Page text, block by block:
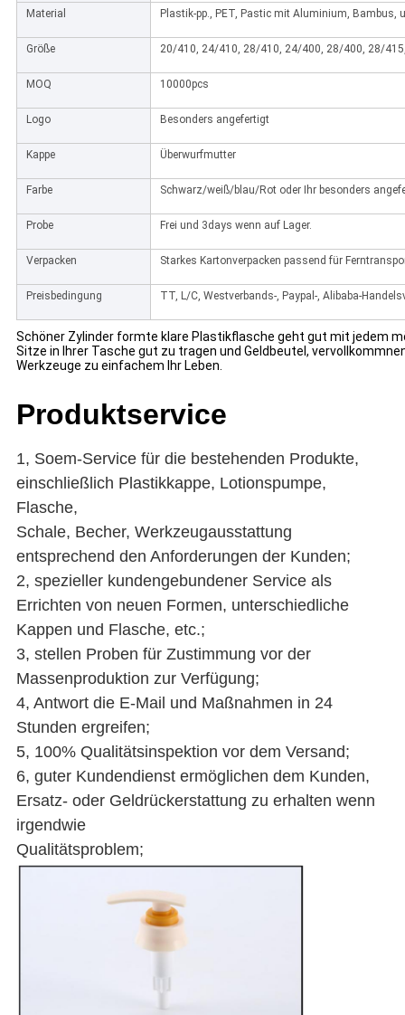
Material
Plastik-pp., PET, Pastic mit Aluminium, Bambus,
Größe 20/410, 24/410, 28/410, 24/400, 28/400, 28/
MOQ 10000pcs
Logo Besonders angefertigt
Kappe Überwurfmutter
Farbe Schwarz/weiß/blau/Rot oder Ihr besonders
Probe Frei und 3days wenn auf Lager.
Verpacken Starkes Kartonverpacken passend für
Preisbedingung TT, L/C, Westverbands-, Paypal-, Alibaba-
Schöner Zylinder formte klare Plastikflasche geht gut mit jedem
Sitze in Ihrer Tasche gut zu tragen und Geldbeutel,
Werkzeuge zu einfachem Ihr Leben.
Produktservice
1, Soem-Service für die bestehenden Produkte,
einschließlich Plastikkappe, Lotionspumpe,
Flasche,
Schale, Becher, Werkzeugausstattung
entsprechend den Anforderungen der Kunden;
2, spezieller kundengebundener Service als
Errichten von neuen Formen, unterschiedliche
Kappen und Flasche, etc.;
3, stellen Proben für Zustimmung vor der
Massenproduktion zur Verfügung;
4, Antwort die E-Mail und Maßnahmen in 24
Stunden ergreifen;
5, 100% Qualitätsinspektion vor dem Versand;
6, guter Kundendienst ermöglichen dem Kunden,
Ersatz- oder Geldrückerstattung zu erhalten wenn
irgendwie
Qualitätsproblem;